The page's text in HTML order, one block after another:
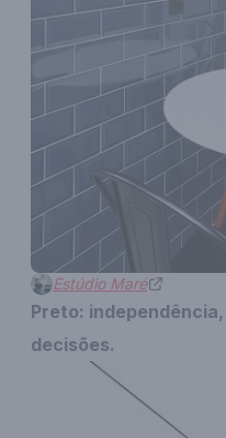
Estúdio Maré
Preto:
decisões.